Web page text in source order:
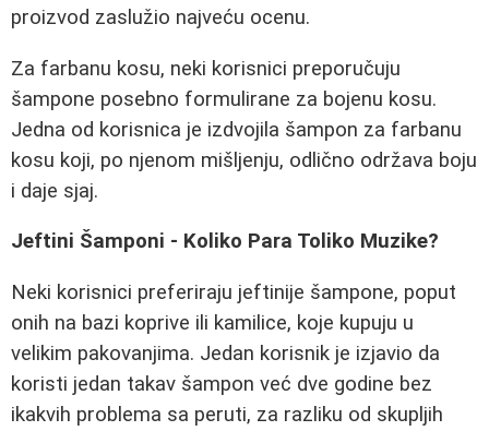
proizvod zaslužio najveću ocenu.
Za farbanu kosu, neki korisnici preporučuju
šampone posebno formulirane za bojenu kosu.
Jedna od korisnica je izdvojila šampon za farbanu
kosu koji, po njenom mišljenju, odlično održava boju
i daje sjaj.
Jeftini Šamponi - Koliko Para Toliko Muzike?
Neki korisnici preferiraju jeftinije šampone, poput
onih na bazi koprive ili kamilice, koje kupuju u
velikim pakovanjima. Jedan korisnik je izjavio da
koristi jedan takav šampon već dve godine bez
ikakvih problema sa peruti, za razliku od skupljih